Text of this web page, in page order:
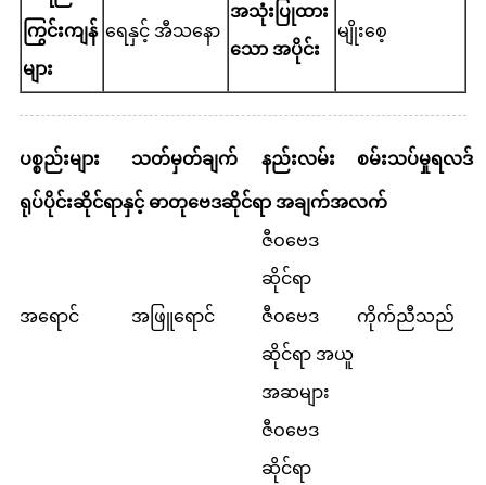
ကြွင်းကျန်
များ
ရေနှင့် အီသနော
အသုံးပြုထား
သော အပိုင်း
မျိုးစေ့
ပစ္စည်းများ သတ်မှတ်ချက် နည်းလမ်း စမ်းသပ်မှုရလဒ်
ရုပ်ပိုင်းဆိုင်ရာနှင့် ဓာတုဗေဒဆိုင်ရာ အချက်အလက်
အရောင် အဖြူရောင်
ဇီဝဗေဒ
ဆိုင်ရာ
ဇီဝဗေဒ
ဆိုင်ရာ အယူ
အဆများ
ကိုက်ညီသည်
ဇီဝဗေဒ
ဆိုင်ရာ